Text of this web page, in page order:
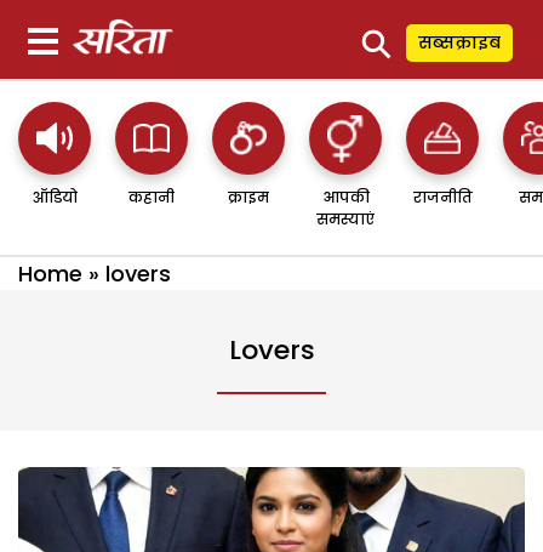
⚲ सब्सक्राइब
ऑडियो कहानी क्राइम
आपकी
समस्याएं
राजनीति
Home » lovers
Lovers